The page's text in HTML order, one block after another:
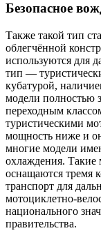
Безопасное
Также такой тип
облегчённой
используются для
тип —
кубатурой,
модели полностью
переходным
туристическими
мощность ниже и
многие модели
охлаждения.
оснащаются тремя
транспорт для
мотоциклетно-
национального
правительства.